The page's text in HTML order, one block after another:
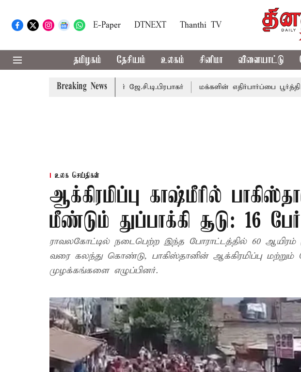
E-Paper DTNEXT Thanthi TV
தமிழகம் தேசியம் உலகம் சினிமா விளையாட்டு
Breaking News
- சபாநாயகர் ஜே.சி.டி.பிரபாகர் மக்களின் எதிர்பார்ப்பை பூர்த்தி
உலக செய்திகள்
ஆக்கிரமிப்பு காஷ்மீரில்
மீண்டும் துப்பாக்கி சூடு: 16 பேர்
ராவலகோட்டில் நடைபெற்ற இந்த போராட்டத்தில் 60 ஆயிரம்
வரை கலந்து கொண்டு, பாகிஸ்தானின் ஆக்கிரமிப்பு மற்றும்
முழக்கங்களை எழுப்பினர்.